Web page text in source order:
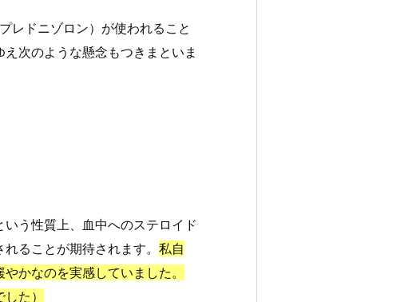
プレドニゾロン）が使われること
次のような懸念もつきまといま
う性質上、血中へのステロイド
ることが期待されます。 私自
かなのを実感していました。
た）